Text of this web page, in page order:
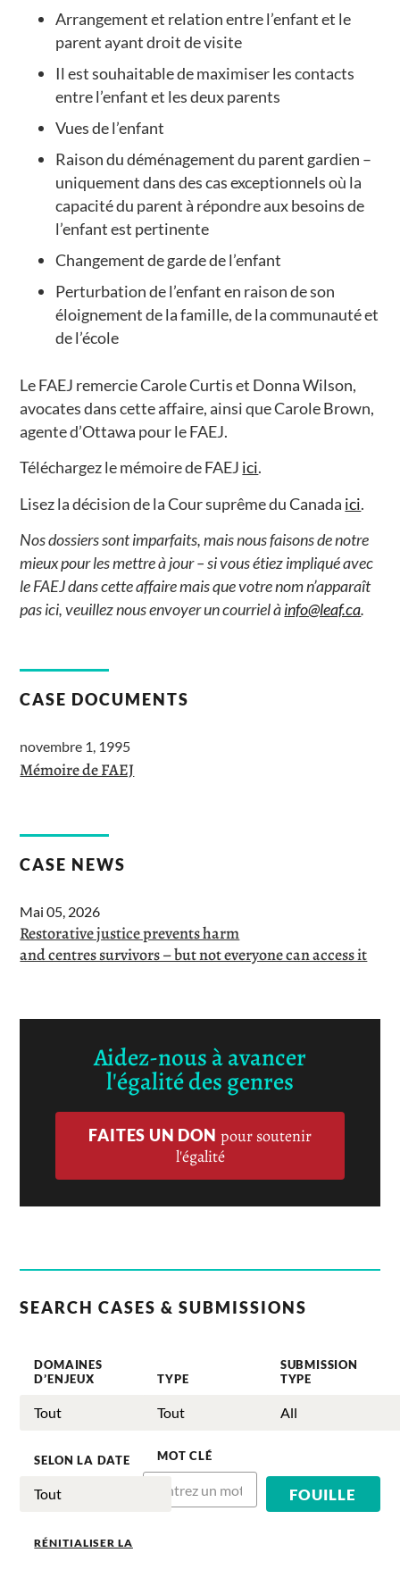
Arrangement et relation entre l’enfant et le
parent ayant droit de visite
Il est souhaitable de maximiser les contacts
entre l’enfant et les deux parents
Vues de l’enfant
Raison du déménagement du parent gardien –
uniquement dans des cas exceptionnels où la
capacité du parent à répondre aux besoins de
l’enfant est pertinente
Changement de garde de l’enfant
Perturbation de l’enfant en raison de son
éloignement de la famille, de la communauté et
de l’école
Le FAEJ remercie Carole Curtis et Donna Wilson,
avocates dans cette affaire, ainsi que Carole Brown,
agente d’Ottawa pour le FAEJ.
Téléchargez le mémoire de FAEJ ici.
Lisez la décision de la Cour suprême du Canada ici.
Nos dossiers sont imparfaits, mais nous faisons de notre
mieux pour les mettre à jour – si vous étiez impliqué avec
le FAEJ dans cette affaire mais que votre nom n’apparaît
pas ici, veuillez nous envoyer un courriel àinfo@leaf.ca.
CASE DOCUMENTS
novembre 1, 1995
Mémoire de FAEJ
CASE NEWS
Mai 05, 2026
Restorative justice prevents harm
and centres survivors – but not everyone can access it
Aidez-nous à avancer
l'égalité des genres
FAITES UN DON pour soutenir
l'égalité
SEARCH CASES & SUBMISSIONS
DOMAINES
D’ENJEUX
TYPE
SUBMISSION
TYPE
SELON LA DATE MOT CLÉ
RÉNITIALISER LA